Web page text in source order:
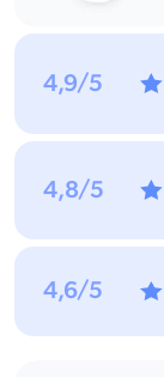
4,9/5
4,8/5
4,6/5